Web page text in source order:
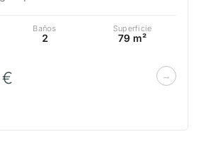
Baños
2
Superficie
79 m²
€